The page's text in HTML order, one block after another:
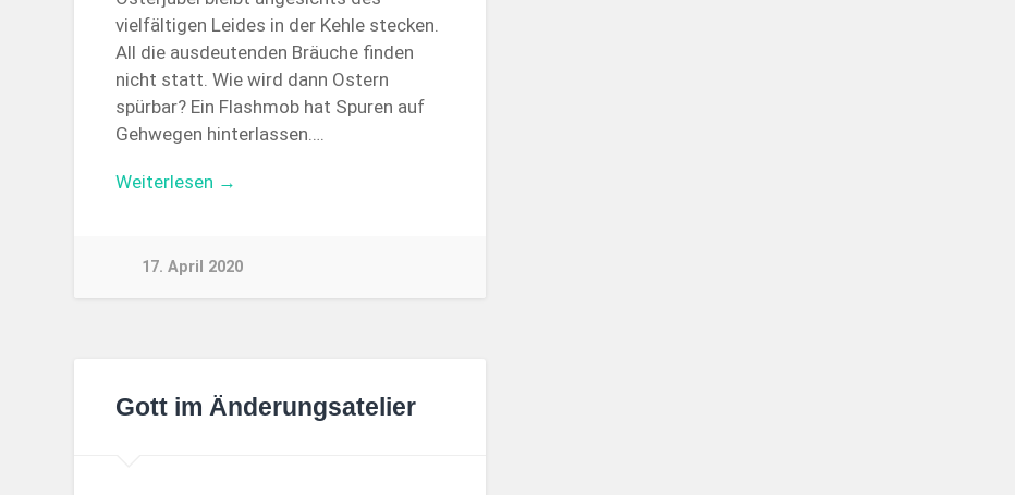
vielfältigen Leides in der Kehle stecken.
All die ausdeutenden Bräuche finden
nicht statt. Wie wird dann Ostern
spürbar? Ein Flashmob hat Spuren auf
Gehwegen hinterlassen….
Weiterlesen →
17. April 2020
Gott im Änderungsatelier